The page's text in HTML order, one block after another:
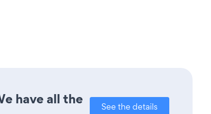
have all the
See the details